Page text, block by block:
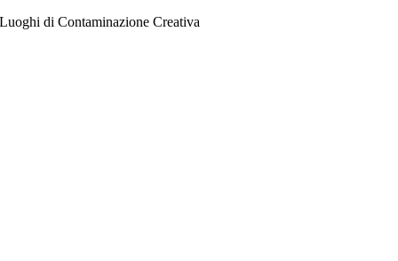
Salta
Luoghi di Contaminazione Creativa